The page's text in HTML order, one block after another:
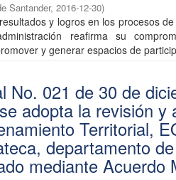
Santander, 2016-12-30)
y logros en los procesos
reafirma su
y generar espacios de
No. 021 de 30 de
adopta la revisión y
Territorial,
departamento
mediante Acuerdo